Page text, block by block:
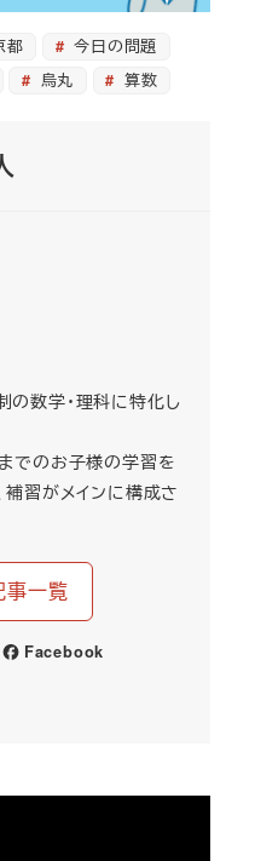
都
今日の問題
烏丸 算数
数学・理科に特化し
でのお子様の学習を
補習がメインに構成さ
事一覧
Facebook